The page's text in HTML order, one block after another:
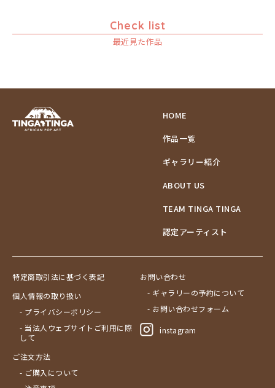
Check list
最近見た作品
HOME
作品一覧
ギャラリー紹介
ABOUT US
TEAM TINGA TINGA
認定アーティスト
特定商取引法に基づく表記
個人情報の取り扱い
- プライバシーポリシー
- 当法人ウェブサイトご利用に際
して
ご注文方法
- ご購入について
お問い合わせ
- ギャラリーの予約について
- お問い合わせフォーム
instagram